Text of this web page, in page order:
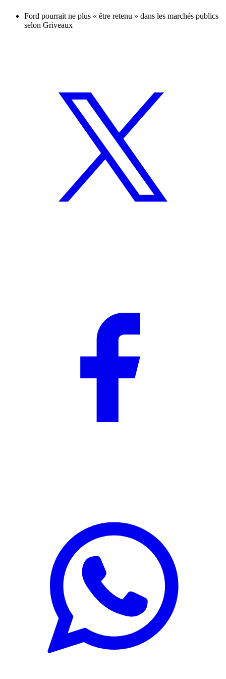
Ford pourrait ne plus « être retenu » dans les marchés publics
selon Griveaux